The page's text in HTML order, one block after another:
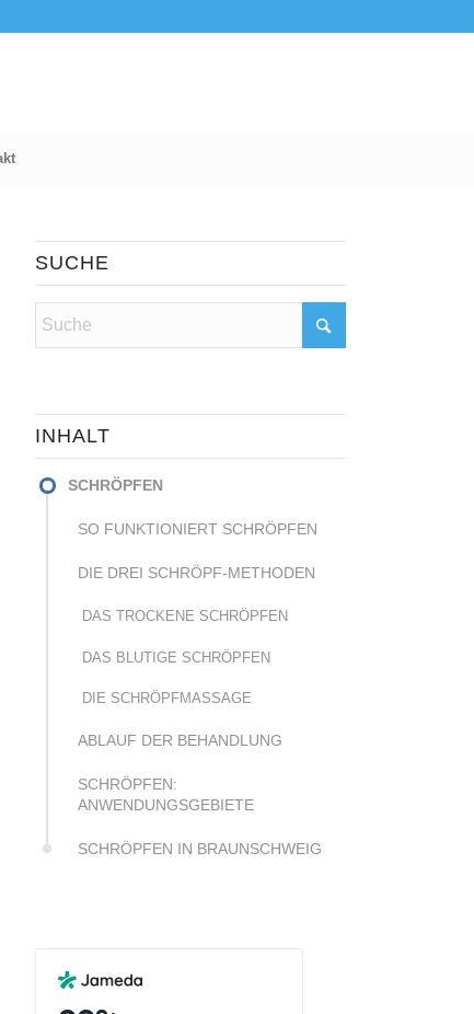
SUCHE
INHALT
SCHRÖPFEN
SO FUNKTIONIERT SCHRÖPFEN
DIE DREI SCHRÖPF-METHODEN
DAS TROCKENE SCHRÖPFEN
DAS BLUTIGE SCHRÖPFEN
DIE SCHRÖPFMASSAGE
ABLAUF DER BEHANDLUNG
SCHRÖPFEN:
ANWENDUNGSGEBIETE
SCHRÖPFEN IN BRAUNSCHWEIG